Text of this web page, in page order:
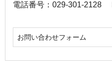
電話番号：029-301-2128
お問い合わせフォーム